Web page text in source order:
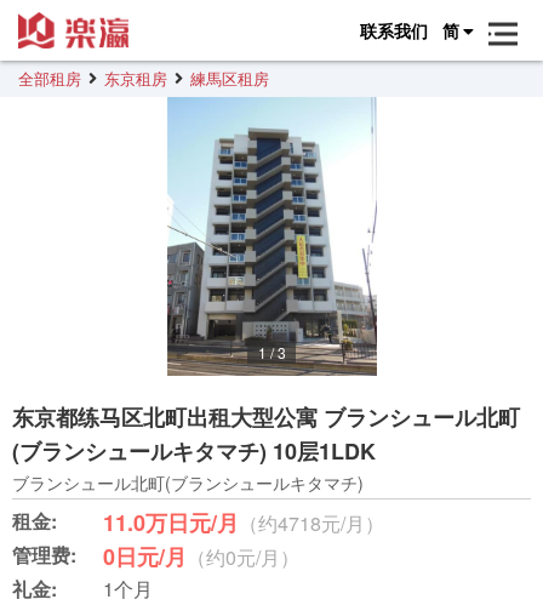
联系我们 简
全部租房 东京租房 練馬区租房
1/3
东京都练马区北町出租大型公寓 ブランシュール北町
(ブランシュールキタマチ) 10层1LDK
ブランシュール北町(ブランシュールキタマチ)
租金: 11.0万日元/月 （约4718元/月）
管理费:
0日元/月 （约0元/月）
礼金:
1个月